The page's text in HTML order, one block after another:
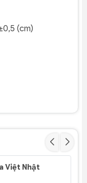
(cm)
Việt Nhật